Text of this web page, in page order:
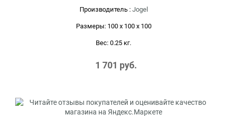
Производитель : Jogel
Размеры: 100 x 100 x 100
Вес: 0.25 кг.
1 701 руб.